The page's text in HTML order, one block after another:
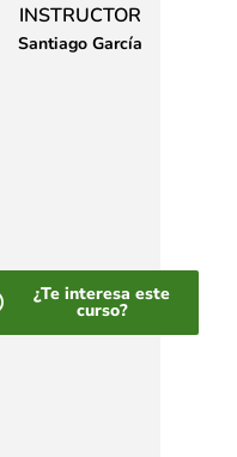
INSTRUCTOR
Santiago García
¿Te interesa este
curso?